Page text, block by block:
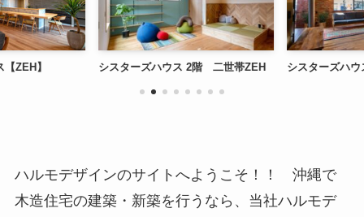
ZEH】 シスターズハウス 2階 二世帯ZEH シスターズハ
ハルモデザインのサイトへようこそ！！ 沖縄で
木造住宅の建築・新築を行うなら、当社ハルモデ